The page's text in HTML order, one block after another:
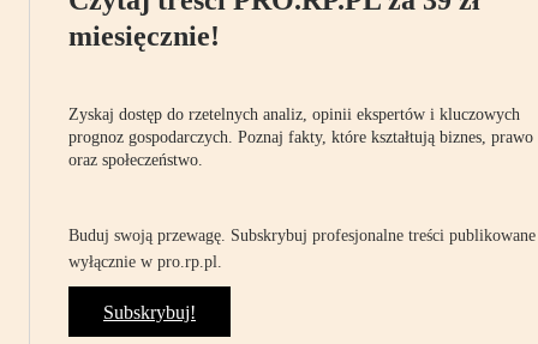
miesięcznie!
Zyskaj dostęp do rzetelnych analiz, opinii ekspertów i kluczowych
prognoz gospodarczych. Poznaj fakty, które kształtują biznes, prawo
oraz społeczeństwo.
Buduj swoją przewagę. Subskrybuj profesjonalne treści publikowane
wyłącznie w pro.rp.pl.
Subskrybuj!